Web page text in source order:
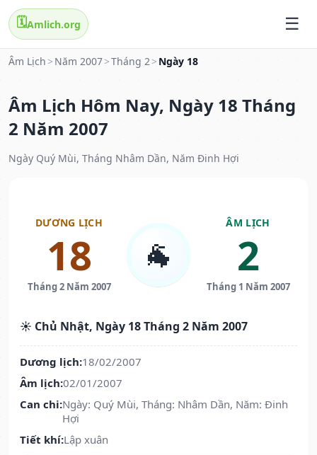
🗓️Amlich.org
Âm Lịch > Năm 2007>Tháng 2> Ngày 18
Âm Lịch Hôm Nay, Ngày 18 Tháng
2 Năm 2007
Ngày Quý Mùi, Tháng Nhâm Dần, Năm Đinh Hợi
DƯƠNG LỊCH
18
Tháng 2 Năm 2007
🐐
ÂM LỊCH
2
Tháng 1 Năm 2007
☀️ Chủ Nhật, Ngày 18 Tháng 2 Năm 2007
Dương lịch:18/02/2007
Âm lịch:02/01/2007
Can chi:Ngày: Quý Mùi, Tháng: Nhâm Dần, Năm: Đinh
Hợi
Tiết khí:Lập xuân